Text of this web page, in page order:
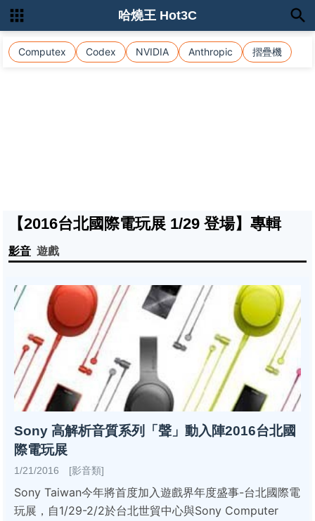
Computex Codex NVIDIA Anthropic 摺疊機
哈燒王 Hot3C
【2016台北國際電玩展 1/29 登場】專輯
影音 遊戲
Sony 高解析音質系列「聲」動入陣2016台北國
際電玩展
1/21/2016 [影音類]
Sony Taiwan今年將首度加入遊戲界年度盛事-台北國際電
玩展，自1/29-2/2於台北世貿中心與Sony Computer